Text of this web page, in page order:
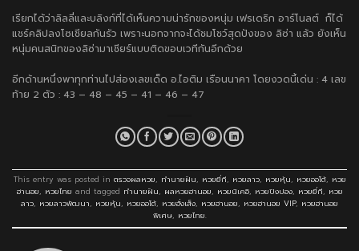
เรียกได้ว่าลิลลี่และบลิงก์ที่ได้เห็นความน่ารักของหนุ่ม เฟรเดริก อาร์โนลต์ ก็ได้
แชร์คลิปลงโซเชียลกันรัว เพราะนอกจากจะได้ชมโชว์สุดปังของ ลิซ่า แล้ว ยังเห็น
หนุ่มคนสนิทของลิซ่ามาเชียร์แบบติดขอบเวทีกันอีกด้วย
อีกด้านหนึ่งพาทุกท่านไปส่องเลขเด็ด อ.ไอติม เรือนนาคา โดยงวดนี้เด่น : 4 เลข
ท้าย 2 ตัว : 43 – 48 – 45 – 41 – 46 – 47
This entry was posted in ตรวจผลหวย, ทำนายฝัน, หวยยี่กี, หวยลาว, หวยหุ้น, หวยออโต้, หวย
ฮานอย, หวยไทย and tagged ทำนายฝัน, ผลหวยฮานอย, หวยนิเคอิ, หวยปิงปอง, หวยยี่กี, หวย
ลาว, หวยลาวพัฒนา, หวยหุ้น, หวยออโต้, หวยฮั่งเส็ง, หวยฮานอย, หวยฮานอย VIP, หวยฮานอย
พิเศษ, หวยไทย.